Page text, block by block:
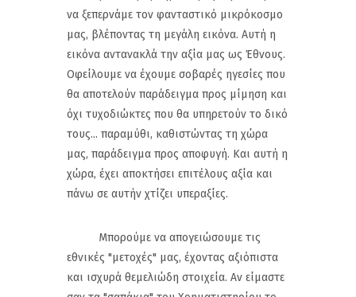
να ξεπερνάμε τον φανταστικό μικρόκοσμο
μας, βλέποντας τη μεγάλη εικόνα. Αυτή η
εικόνα αντανακλά την αξία μας ως Έθνους.
Οφείλουμε να έχουμε σοβαρές ηγεσίες που
θα αποτελούν παράδειγμα προς μίμηση και
όχι τυχοδιώκτες που θα υπηρετούν το δικό
τους... παραμύθι, καθιστώντας τη χώρα
μας, παράδειγμα προς αποφυγή. Και αυτή η
χώρα, έχει αποκτήσει επιτέλους αξία και
πάνω σε αυτήν χτίζει υπεραξίες.
Μπορούμε να απογειώσουμε τις
εθνικές "μετοχές" μας, έχοντας αξιόπιστα
και ισχυρά θεμελιώδη στοιχεία. Αν είμαστε